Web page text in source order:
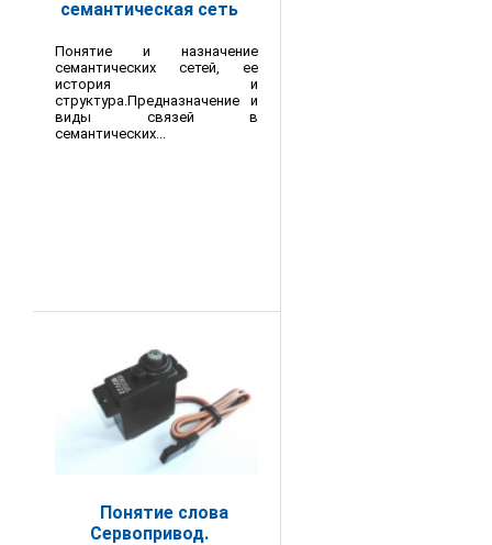
семантическая сеть
Понятие и назначение
семантических сетей, ее
история и
структура.Предназначение и
виды связей в
семантических...
Понятие слова
Сервопривод.